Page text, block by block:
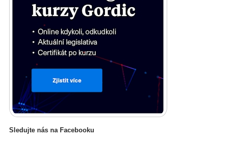
Sledujte nás na Facebooku